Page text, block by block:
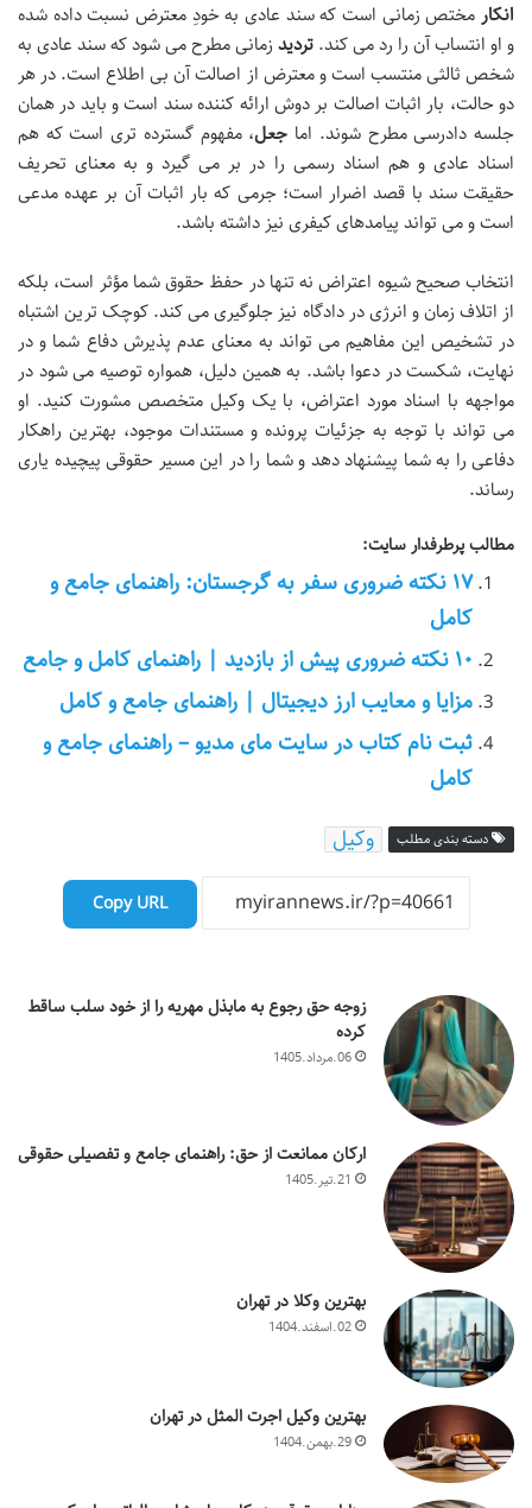
انکار مختص زمانی است که سند عادی به خودِ معترض نسبت داده شده
و او انتساب آن را رد می کند. تردید زمانی مطرح می شود که سند عادی به
شخص ثالثی منتسب است و معترض از اصالت آن بی اطلاع است. در هر
دو حالت، بار اثبات اصالت بر دوش ارائه کننده سند است و باید در همان
جلسه دادرسی مطرح شوند. اما جعل، مفهوم گسترده تری است که هم
اسناد عادی و هم اسناد رسمی را در بر می گیرد و به معنای تحریف
حقیقت سند با قصد اضرار است؛ جرمی که بار اثبات آن بر عهده مدعی
است و می تواند پیامدهای کیفری نیز داشته باشد.
انتخاب صحیح شیوه اعتراض نه تنها در حفظ حقوق شما مؤثر است، بلکه
از اتلاف زمان و انرژی در دادگاه نیز جلوگیری می کند. کوچک ترین اشتباه
در تشخیص این مفاهیم می تواند به معنای عدم پذیرش دفاع شما و در
نهایت، شکست در دعوا باشد. به همین دلیل، همواره توصیه می شود در
مواجهه با اسناد مورد اعتراض، با یک وکیل متخصص مشورت کنید. او
می تواند با توجه به جزئیات پرونده و مستندات موجود، بهترین راهکار
دفاعی را به شما پیشنهاد دهد و شما را در این مسیر حقوقی پیچیده یاری
رساند.
مطالب پرطرفدار سایت:
۱۷ نکته ضروری سفر به گرجستان: راهنمای جامع و
کامل
۱۰ نکته ضروری پیش از بازدید | راهنمای کامل و جامع
مزایا و معایب ارز دیجیتال | راهنمای جامع و کامل
ثبت نام کتاب در سایت مای مدیو – راهنمای جامع و
کامل
دسته بندی مطلب وکیل
Copy URL
زوجه حق رجوع به مابذل مهریه را از خود سلب ساقط
کرده
06.مرداد.1405
ارکان ممانعت از حق: راهنمای جامع و تفصیلی حقوقی
21.تیر.1405
بهترین وکلا در تهران
02.اسفند.1404
بهترین وکیل اجرت المثل در تهران
29.بهمن.1404